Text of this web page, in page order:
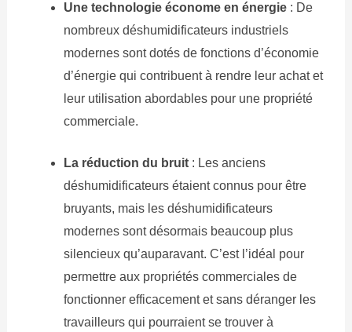
Une technologie économe en énergie: De
nombreux déshumidificateurs industriels
modernes sont dotés de fonctions d’économie
d’énergie qui contribuent à rendre leur achat et
leur utilisation abordables pour une propriété
commerciale.
La réduction du bruit: Les anciens
déshumidificateurs étaient connus pour être
bruyants, mais les déshumidificateurs
modernes sont désormais beaucoup plus
silencieux qu’auparavant. C’est l’idéal pour
permettre aux propriétés commerciales de
fonctionner efficacement et sans déranger les
travailleurs qui pourraient se trouver à